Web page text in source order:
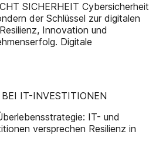
SICHERHEIT Cybersicherheit
der Schlüssel zur digitalen
Innovation und
Digitale
BEI IT-INVESTITIONEN
IT- und
versprechen Resilienz in